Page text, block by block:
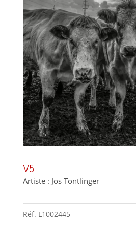
V5
Artiste : Jos Tontlinger
Réf. L1002445